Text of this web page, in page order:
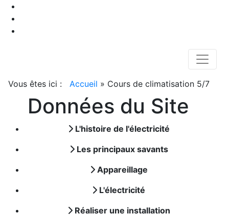
Vous êtes ici : Accueil » Cours de climatisation 5/7
Données du Site
L'histoire de l'électricité
Les principaux savants
Appareillage
L'électricité
Réaliser une installation